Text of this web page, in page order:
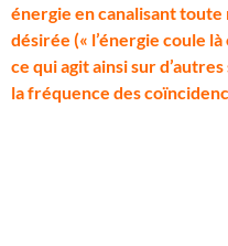
énergie en canalisant
désirée (« l’énergie coule
ce qui agit ainsi sur
la fréquence des